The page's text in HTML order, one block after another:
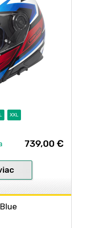
XXL
739,00 €